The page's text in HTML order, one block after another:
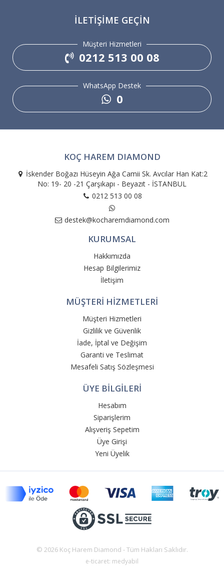
İLETIŞIME GEÇIN
Müşteri Hizmetleri
0212 513 00 08
WhatsApp Destek
0
KOÇ HAREM DIAMOND
İskender Boğazı Hüseyin Ağa Camii Sk. Avcılar Han Kat:2
No: 19- 20 -21 Çarşıkapı - Beyazıt - İSTANBUL
0212 513 00 08
destek@kocharemdiamond.com
KURUMSAL
Hakkımızda
Hesap Bilgilerimiz
İletişim
MÜŞTERİ HİZMETLERİ
Müşteri Hizmetleri
Gizlilik ve Güvenlik
İade, İptal ve Değişim
Garanti ve Teslimat
Mesafeli Satış Sözleşmesi
ÜYE BİLGİLERİ
Hesabım
Siparişlerim
Alışveriş Sepetim
Üye Girişi
Yeni Üyelik
© 2026 Koç Harem Diamond - Tüm Hakları Saklıdır.
e-ticaret: medyabil